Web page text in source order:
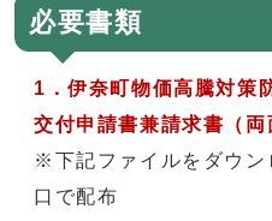
必要書類
1．伊奈町物価高騰対策
交付申請書兼請求書（両
※下記ファイルをダウン
口で配布